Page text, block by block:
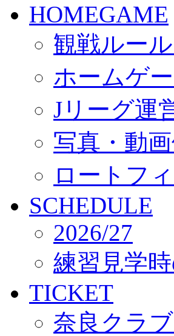
HOMEGAME
観戦ルー
ホームゲ
Jリーグ運
写真・動
ロートフ
SCHEDULE
2026/27
練習見学
TICKET
奈良クラ